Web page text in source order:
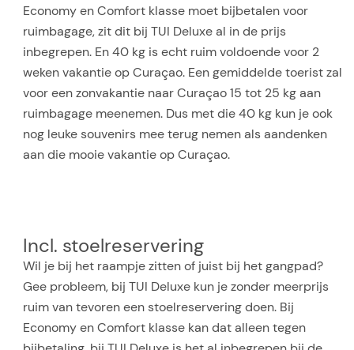
Economy en Comfort klasse moet bijbetalen voor
ruimbagage, zit dit bij TUI Deluxe al in de prijs
inbegrepen. En 40 kg is echt ruim voldoende voor 2
weken vakantie op Curaçao. Een gemiddelde toerist zal
voor een zonvakantie naar Curaçao 15 tot 25 kg aan
ruimbagage meenemen. Dus met die 40 kg kun je ook
nog leuke souvenirs mee terug nemen als aandenken
aan die mooie vakantie op Curaçao.
Incl. stoelreservering
Wil je bij het raampje zitten of juist bij het gangpad?
Gee probleem, bij TUI Deluxe kun je zonder meerprijs
ruim van tevoren een stoelreservering doen. Bij
Economy en Comfort klasse kan dat alleen tegen